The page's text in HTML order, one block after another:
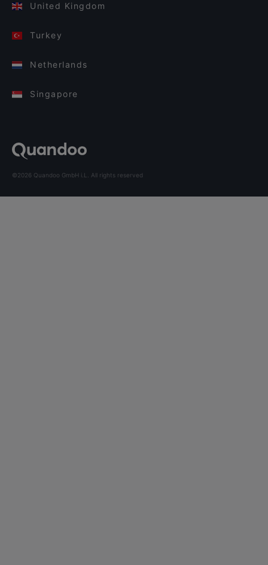
United Kingdom
Turkey
Netherlands
Singapore
©2026 Quandoo GmbH i.L. All rights reserved